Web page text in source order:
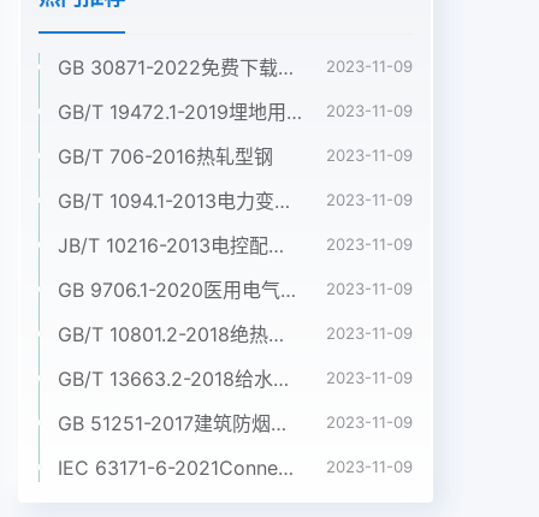
GB 30871-2022免费下载危险化学品企业特殊作业安全规范 2023-11-09
GB/T 19472.1-2019埋地用聚乙烯(PE)结构壁管道系统 第1部分:聚乙烯双壁波纹管材 2023-11-09
GB/T 706-2016热轧型钢 2023-11-09
GB/T 1094.1-2013电力变压器 第1部分:总则 2023-11-09
JB/T 10216-2013电控配电用电缆桥架 2023-11-09
GB 9706.1-2020医用电气设备 第1部分:基本安全和基本性能的通用要求 2023-11-09
GB/T 10801.2-2018绝热用挤塑聚苯乙烯泡沫塑料(XPS) 2023-11-09
GB/T 13663.2-2018给水用聚乙烯(PE)管道系统 第2部分:管材 2023-11-09
GB 51251-2017建筑防烟排烟系统技术标准 2023-11-09
IEC 63171-6-2021Connectors for electrical and electronic equipment - Part 6: Detail specification for 2-way and 4-way (data/power), shielded, free and fixed connectors for power and data transmission with frequencies up to 600 MHz 2023-11-09